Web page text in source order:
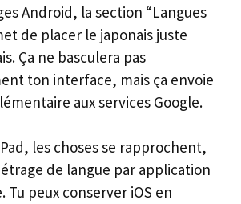
Android, la section “Langues
de placer le japonais juste
Ça ne basculera pas
ton interface, mais ça envoie
aux services Google.
les choses se rapprochent,
de langue par application
Tu peux conserver iOS en